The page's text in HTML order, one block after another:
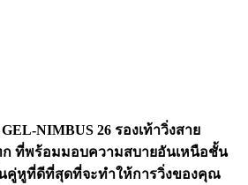
NIMBUS 26 รองเท้าวิ่งสาย
ที่พร้อมมอบความสบายอันเหนือชั้น
คู่หูที่ดีที่สุดที่จะทำให้การวิ่งของคุณ